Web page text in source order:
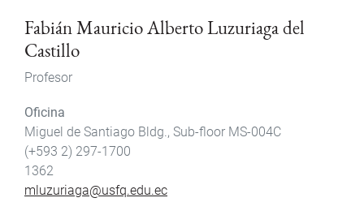
Fabián Mauricio Alberto Luzuriaga del
Castillo
Profesor
Oficina
Miguel de Santiago Bldg., Sub-floor MS-004C
(+593 2) 297-1700
1362
mluzuriaga@usfq.edu.ec